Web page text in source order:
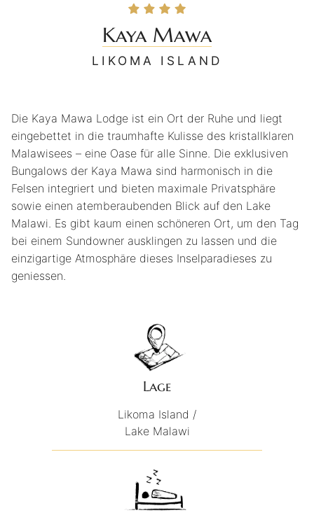
Kaya Mawa
LIKOMA ISLAND
Die Kaya Mawa Lodge ist ein Ort der Ruhe und liegt
eingebettet in die traumhafte Kulisse des kristallklaren
Malawisees – eine Oase für alle Sinne. Die exklusiven
Bungalows der Kaya Mawa sind harmonisch in die
Felsen integriert und bieten maximale Privatsphäre
sowie einen atemberaubenden Blick auf den Lake
Malawi. Es gibt kaum einen schöneren Ort, um den Tag
bei einem Sundowner ausklingen zu lassen und die
einzigartige Atmosphäre dieses Inselparadieses zu
geniessen.
Lage
Likoma Island /
Lake Malawi